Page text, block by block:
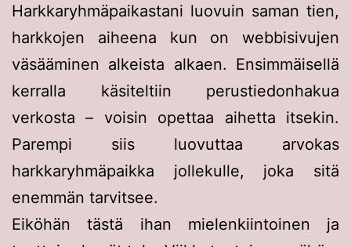
Harkkaryhmäpaikastani luovuin saman tien,
harkkojen aiheena kun on webbisivujen
väsääminen alkeista alkaen. Ensimmäisellä
kerralla käsiteltiin perustiedonhakua
verkosta – voisin opettaa aihetta itsekin.
Parempi siis luovuttaa arvokas
harkkaryhmäpaikka jollekulle, joka sitä
enemmän tarvitsee.
Eiköhän tästä ihan mielenkiintoinen ja